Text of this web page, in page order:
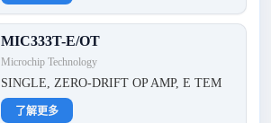
MIC333T-E/OT
Microchip Technology
SINGLE, ZERO-DRIFT OP AMP, E TEM
了解更多